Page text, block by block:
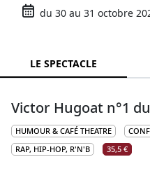
du 30 au 31 octobre
LE SPECTACLE
Victor Hugoat n°1
HUMOUR & CAFÉ THEATRE
RAP, HIP-HOP, R'N'B
35,5 €